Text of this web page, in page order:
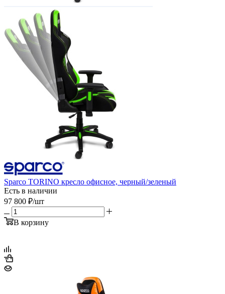
Sparco TORINO кресло офисное, черный/зеленый
Есть в наличии
97 800 ₽/шт
В корзину